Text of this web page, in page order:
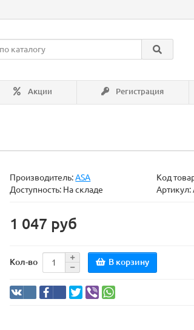
Акции Регистрация
Производитель:ASA Код
Доступность: На складе
Артикул:
1 047 руб
Кол-во В корзину